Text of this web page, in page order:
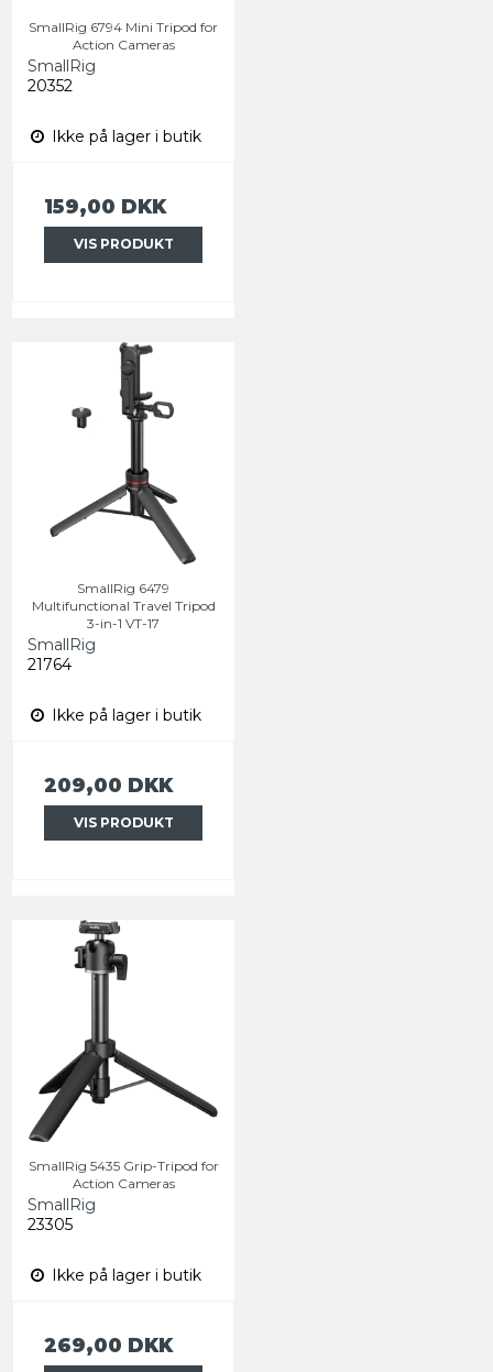
SmallRig 6794 Mini Tripod for
Action Cameras
SmallRig
20352
Ikke på lager i butik
159,00 DKK
VIS PRODUKT
SmallRig 6479
Multifunctional Travel Tripod
3-in-1 VT-17
SmallRig
21764
Ikke på lager i butik
209,00 DKK
VIS PRODUKT
SmallRig 5435 Grip-Tripod for
Action Cameras
SmallRig
23305
Ikke på lager i butik
269,00 DKK